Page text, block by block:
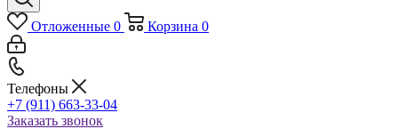
Отложенные 0 Корзина 0
Телефоны
+7 (911) 663-33-04
Заказать звонок